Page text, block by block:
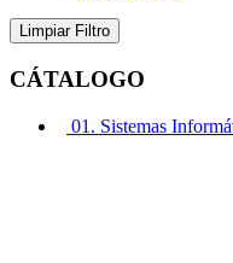
CÁTALOGO
01. Sistemas